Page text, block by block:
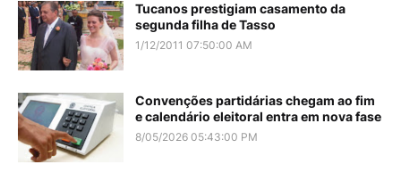
Tucanos prestigiam casamento da
segunda filha de Tasso
1/12/2011 07:50:00 AM
Convenções partidárias chegam ao fim
e calendário eleitoral entra em nova fase
8/05/2026 05:43:00 PM